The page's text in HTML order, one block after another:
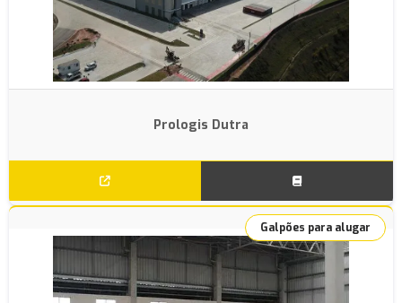
Prologis Dutra
Galpões para alugar